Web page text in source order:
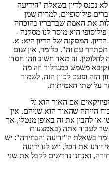
נכנס לדיון בשאלת "הידיעה
פילוסופיים, למרות שמן
את האמת שבדבריו בהוכחה
הוא מוסר לנו מסקנה -
המסקנה של הדיון היא: א.
תסתדר עם זה". כלומר, אין שום
לחלוטין. זה מאד חשוב וזהו חסדו
משמש כמגדלור וזה מה
הזה ופעם לכוון הזה, לשמור
על שתי האמיתות.
אם האור הוא גל
הייתה שהאור הוא שניהם. אין
או להבין את זה באופן מנטלי, אך
לעבוד אתה (באמצעות
בשאלת ה"ידיעה והבחירה": יש
יודע את הכל, ויש לנו ידיעה
ואנחנו נדרשים לקבל את שני